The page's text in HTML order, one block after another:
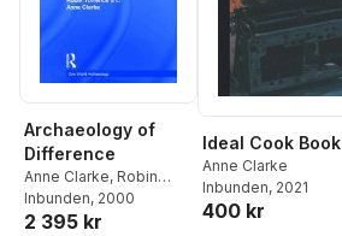
Archaeology of
Difference
Anne Clarke, Robin
Torrence
Inbunden, 2000
2 395 kr
Ideal Cook Book
Anne Clarke
Inbunden, 2021
400 kr